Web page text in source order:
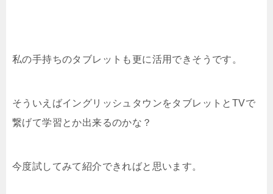
私の手持ちのタブレットも更に活用できそうです。
そういえばイングリッシュタウンをタブレットとTVで
繋げて学習とか出来るのかな？
今度試してみて紹介できればと思います。